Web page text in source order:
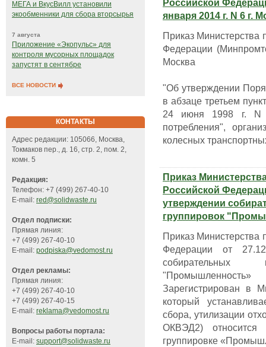
МЕГА и ВкусВилл установили
экообменники для сбора вторсырья
7 августа
Приложение «Экопульс» для
контроля мусорных площадок
запустят в сентябре
ВСЕ НОВОСТИ
КОНТАКТЫ
Адрес редакции: 105066, Москва,
Токмаков пер., д. 16, стр. 2, пом. 2,
комн. 5
Редакция:
Телефон: +7 (499) 267-40-10
E-mail: red@solidwaste.ru
Отдел подписки:
Прямая линия:
+7 (499) 267-40-10
E-mail: podpiska@vedomost.ru
Отдел рекламы:
Прямая линия:
+7 (499) 267-40-10
+7 (499) 267-40-15
E-mail: reklama@vedomost.ru
Вопросы работы портала:
E-mail: support@solidwaste.ru
Российской
января 2014 г. N 6 г.
Приказ Министерства
Федерации
Москва
"Об утверждении
в абзаце третьем
24 июня 1998 г. N
потребления",
колесных
Приказ
Российской
утверждении
группировок
Приказ Министерства
Федерации от
собирательных
"Промышленность»
Зарегистрирован в
который
сбора, утилизации
ОКВЭД2) относится
группировке